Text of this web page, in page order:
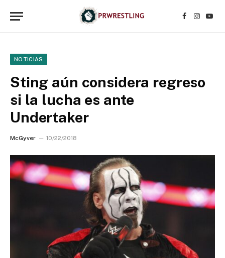
Facebook
NOTICIAS
Sting aún considera regreso
si la lucha es ante
Undertaker
McGyver 10/22/2018